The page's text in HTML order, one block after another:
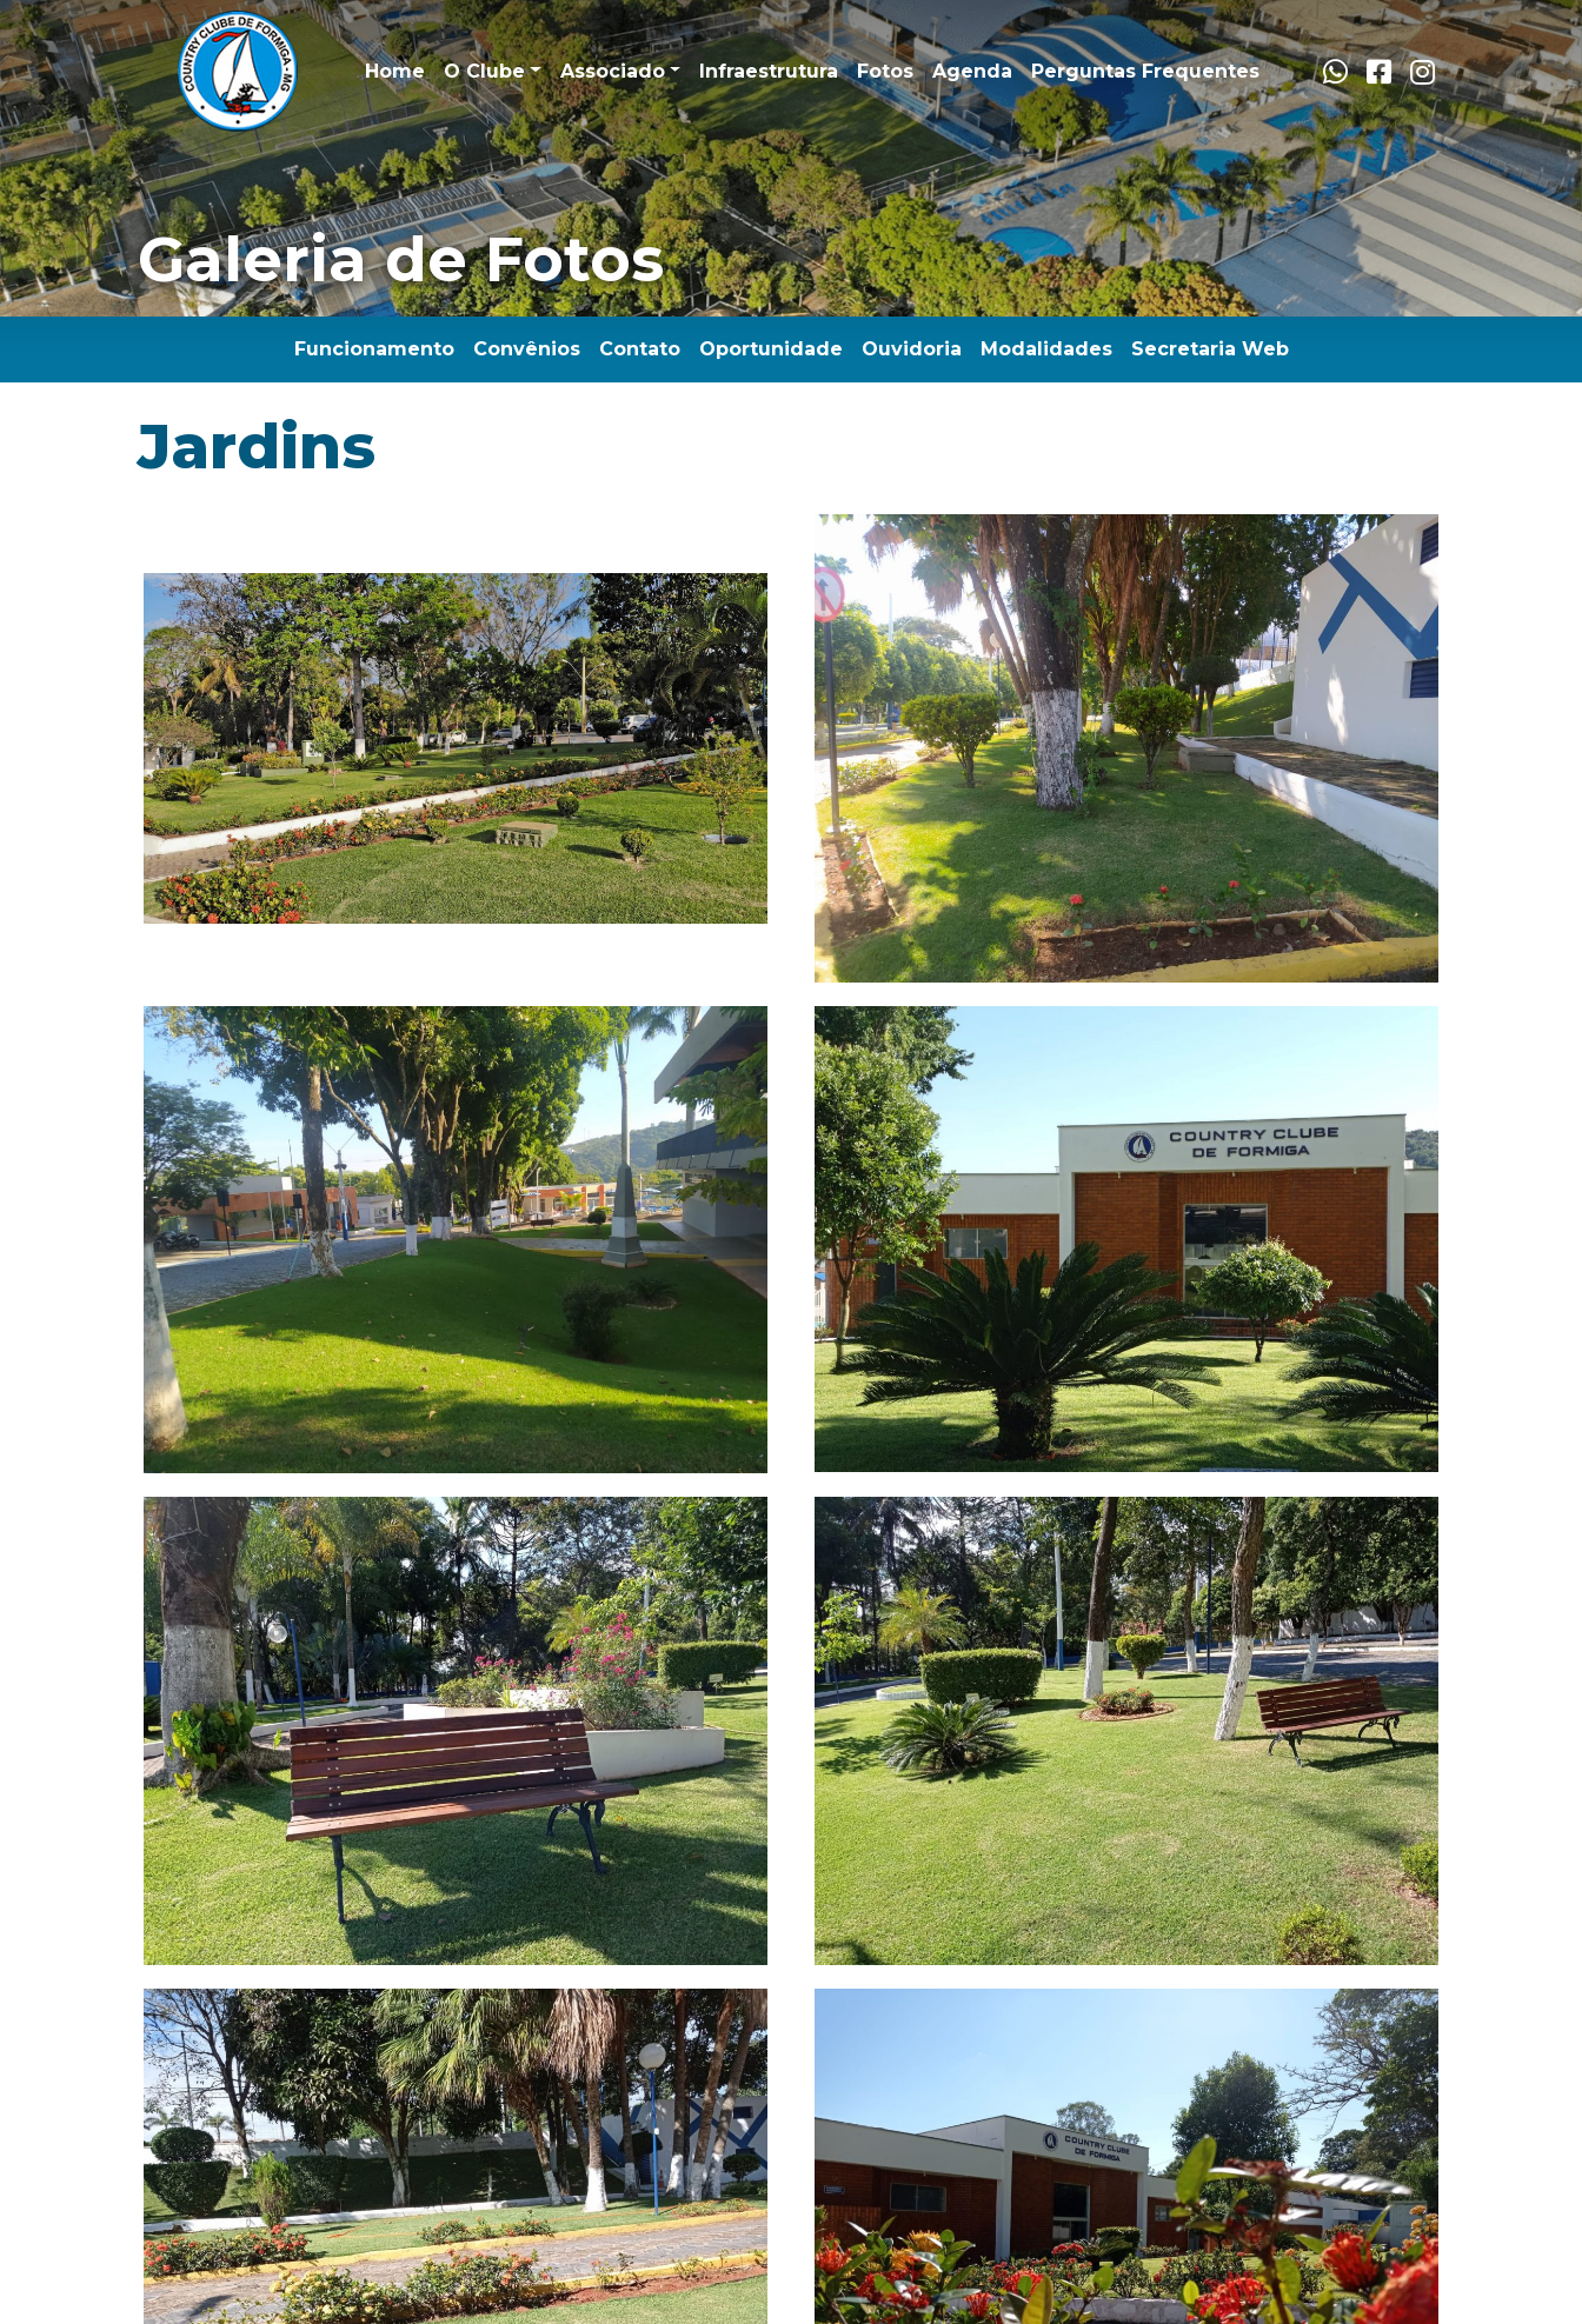
Home O Clube Associado Infraestrutura Fotos Agenda Perguntas Frequentes
Galeria de Fotos
Funcionamento Convênios Contato Oportunidade Ouvidoria Modalidades Secretaria Web
Jardins